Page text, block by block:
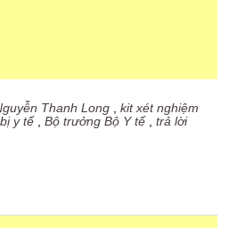
Thanh Long ,kit xét nghiệm
y tế,Bộ trưởng Bộ Y tế,trả lời